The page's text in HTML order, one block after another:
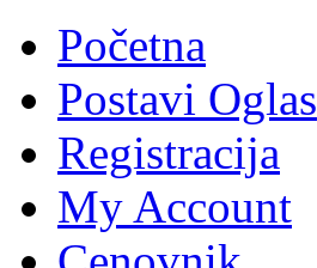
Početna
Postavi Oglas
Registracija
My Account